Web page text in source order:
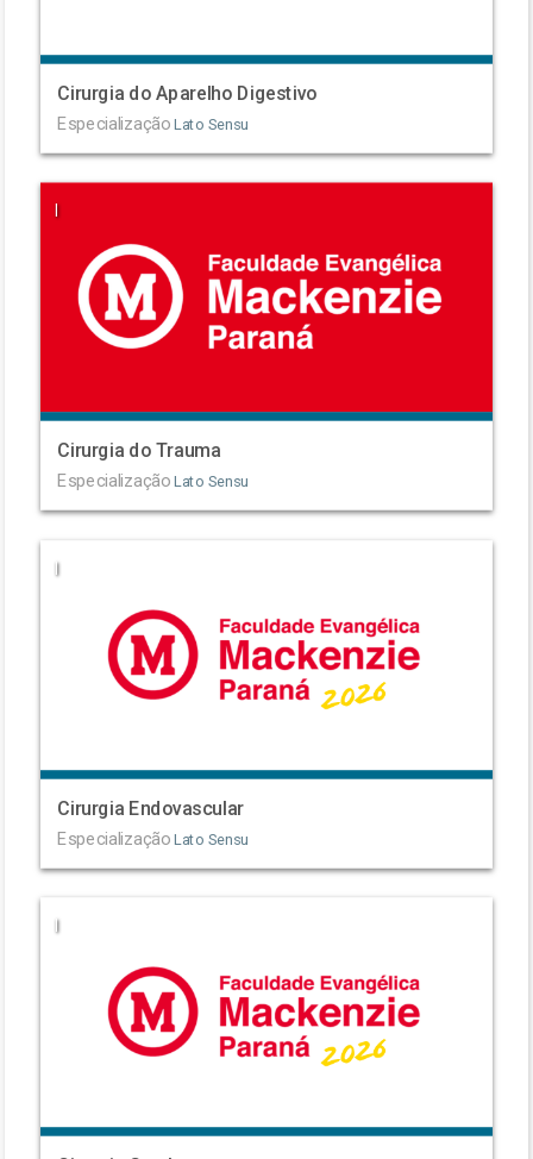
Cirurgia do Aparelho Digestivo
Especialização Lato Sensu
|
Cirurgia do Trauma
Especialização Lato Sensu
|
Cirurgia Endovascular
Especialização Lato Sensu
|